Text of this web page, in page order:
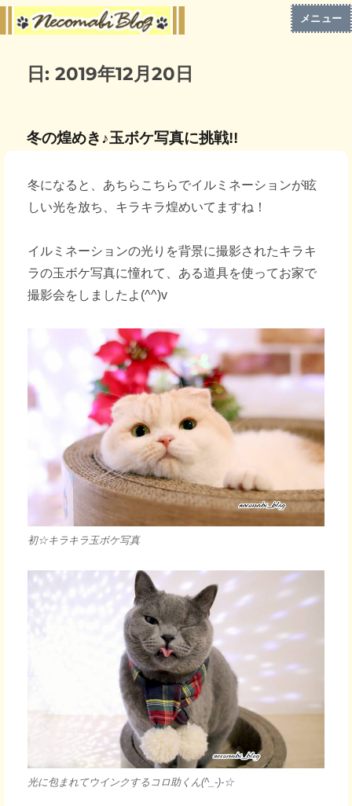
メニュー
日:2019年12月20日
冬の煌めき♪玉ボケ写真に挑戦!!
冬になると、あちらこちらでイルミネーションが眩
しい光を放ち、キラキラ煌めいてますね！
イルミネーションの光りを背景に撮影されたキラキ
ラの玉ボケ写真に憧れて、ある道具を使ってお家で
撮影会をしましたよ(^^)v
初☆キラキラ玉ボケ写真
光に包まれてウインクするコロ助くん(^_-)-☆